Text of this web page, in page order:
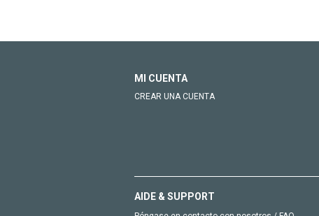
MI CUENTA
CREAR UNA CUENTA
AIDE & SUPPORT